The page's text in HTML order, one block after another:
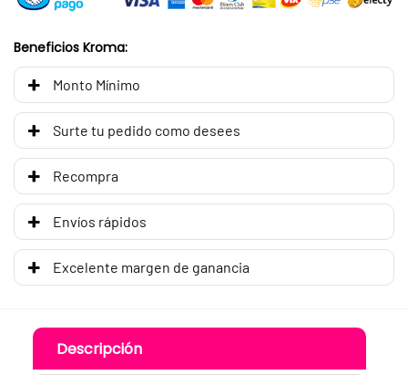
Beneficios Kroma:
Monto Mínimo
Surte tu pedido como desees
Recompra
Envíos rápidos
Excelente margen de ganancia
Descripción